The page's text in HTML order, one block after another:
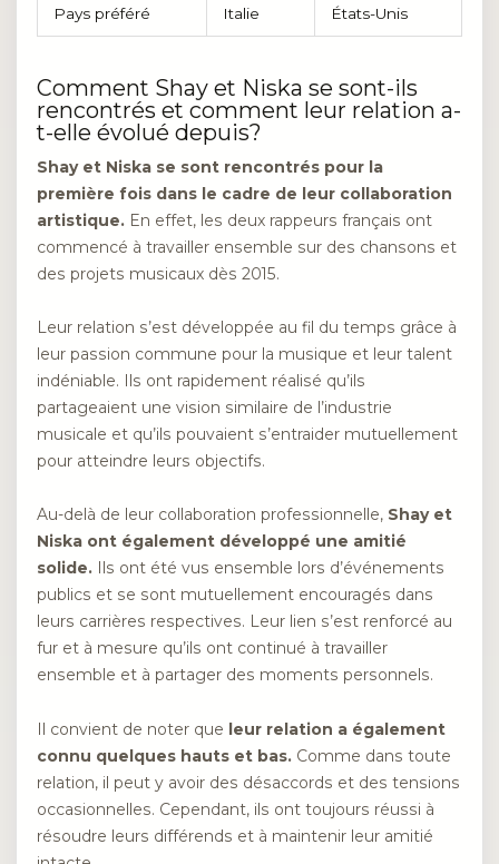
Pays préféré Italie États-Unis
Comment Shay et Niska se sont-ils
rencontrés et comment leur relation a-
t-elle évolué depuis?
Shay et Niska se sont rencontrés pour la
première fois dans le cadre de leur collaboration
artistique. En effet, les deux rappeurs français ont
commencé à travailler ensemble sur des chansons et
des projets musicaux dès 2015.
Leur relation s’est développée au fil du temps grâce à
leur passion commune pour la musique et leur talent
indéniable. Ils ont rapidement réalisé qu’ils
partageaient une vision similaire de l’industrie
musicale et qu’ils pouvaient s’entraider mutuellement
pour atteindre leurs objectifs.
Au-delà de leur collaboration professionnelle, Shay et
Niska ont également développé une amitié
solide. Ils ont été vus ensemble lors d’événements
publics et se sont mutuellement encouragés dans
leurs carrières respectives. Leur lien s’est renforcé au
fur et à mesure qu’ils ont continué à travailler
ensemble et à partager des moments personnels.
Il convient de noter que leur relation a également
connu quelques hauts et bas. Comme dans toute
relation, il peut y avoir des désaccords et des tensions
occasionnelles. Cependant, ils ont toujours réussi à
résoudre leurs différends et à maintenir leur amitié